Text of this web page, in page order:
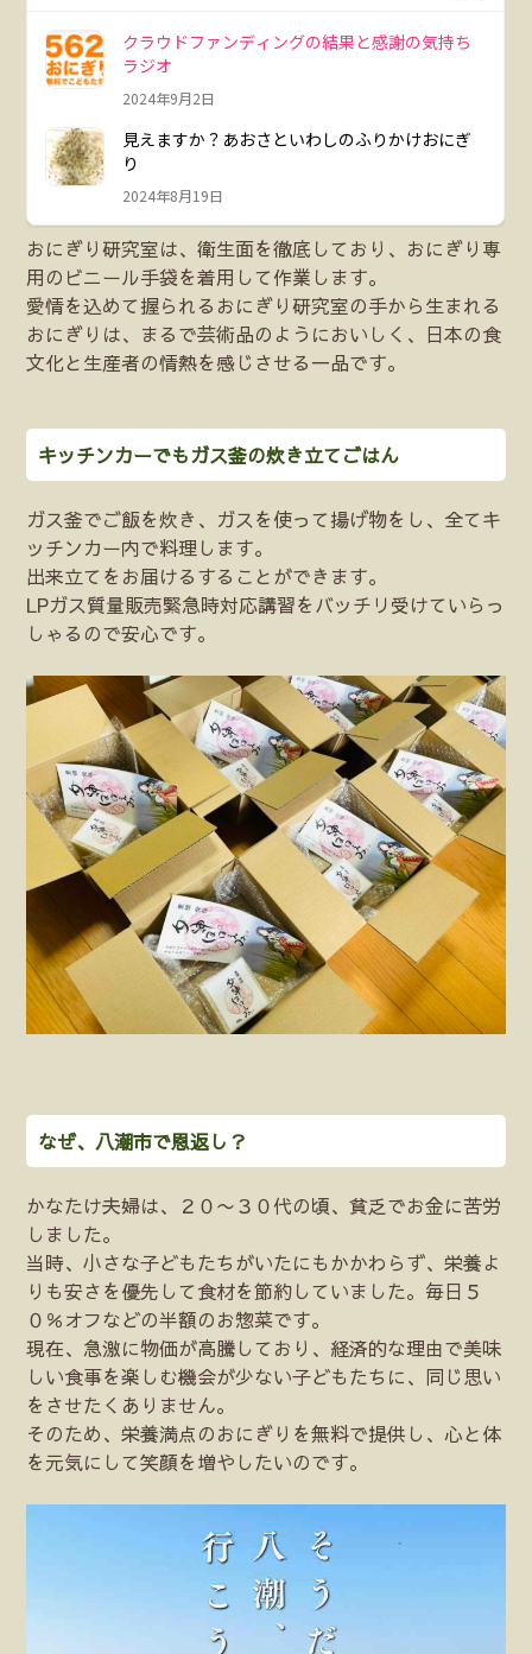
おにぎり研究室は、衛生面を徹底しており、おにぎり専
用のビニール手袋を着用して作業します。
愛情を込めて握られるおにぎり研究室の手から生まれる
おにぎりは、まるで芸術品のようにおいしく、日本の食
文化と生産者の情熱を感じさせる一品です。
キッチンカーでもガス釜の炊き立てごはん
ガス釜でご飯を炊き、ガスを使って揚げ物をし、全てキ
ッチンカー内で料理します。
出来立てをお届けるすることができます。
LPガス質量販売緊急時対応講習をバッチリ受けていらっ
しゃるので安心です。
なぜ、八潮市で恩返し？
かなたけ夫婦は、２０〜３０代の頃、貧乏でお金に苦労
しました。
当時、小さな子どもたちがいたにもかかわらず、栄養よ
りも安さを優先して食材を節約していました。毎日５
０％オフなどの半額のお惣菜です。
現在、急激に物価が高騰しており、経済的な理由で美味
しい食事を楽しむ機会が少ない子どもたちに、同じ思い
をさせたくありません。
そのため、栄養満点のおにぎりを無料で提供し、心と体
を元気にして笑顔を増やしたいのです。